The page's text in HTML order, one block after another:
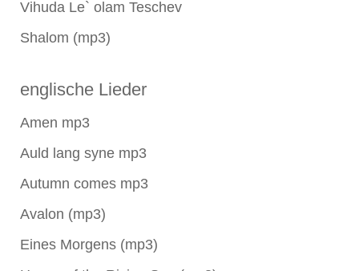
Vihuda Le` olam Teschev
Shalom (mp3)
englische Lieder
Amen mp3
Auld lang syne mp3
Autumn comes mp3
Avalon (mp3)
Eines Morgens (mp3)